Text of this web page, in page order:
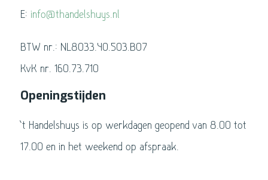
E: info@thandelshuys.nl
BTW nr.: NL8033.40.503.B07
KvK nr. 160.73.710
Openingstijden
’t Handelshuys is op werkdagen geopend van 8.00 tot
17.00 en in het weekend op afspraak.